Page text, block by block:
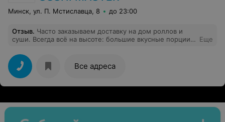
Минск, ул. П. Мстиславца, 8 до 23:00
Отзыв. Часто заказываем доставку на дом роллов и
суши. Всегда всё на высоте: большие вкусные порции,
оперативная доставка. Все в компании довольны, хотя
и присутствует парочка любителей критики.
Еще
Все адреса